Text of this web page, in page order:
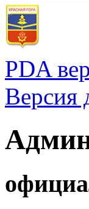
PDA
Версия